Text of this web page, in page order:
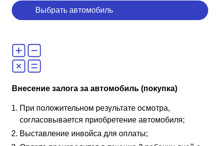
Выбрать автомобиль
Внесение залога за автомобиль (покупка)
При положительном результате осмотра,
согласовывается приобретение автомобиля;
Выставление инвойса для оплаты;